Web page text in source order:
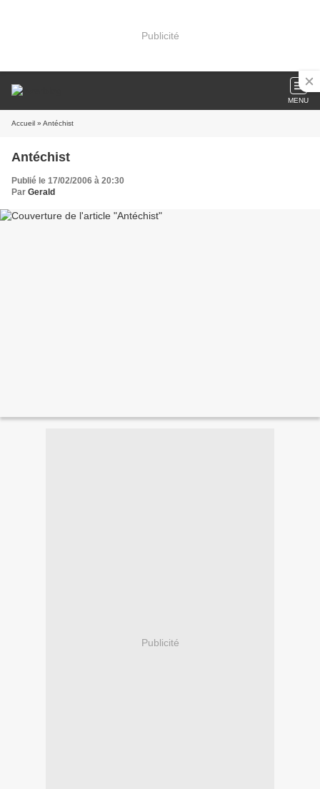
Publicité
MENU
Accueil » Antéchist
Antéchist
Publié le 17/02/2006 à 20:30
Par Gerald
Publicité